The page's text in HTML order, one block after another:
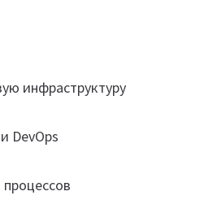
инфраструктуру
DevOps